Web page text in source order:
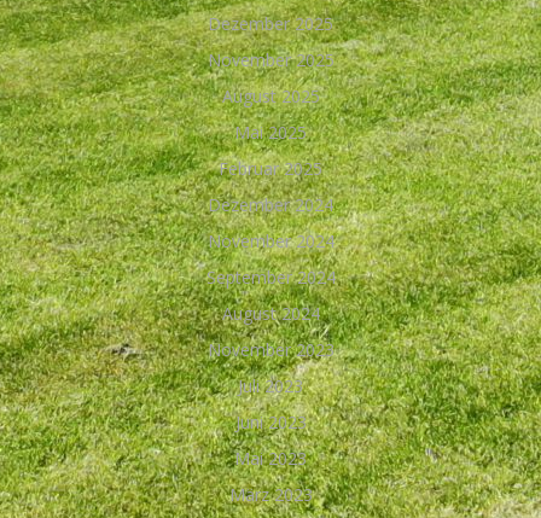
Dezember 2025
November 2025
August 2025
Mai 2025
Februar 2025
Dezember 2024
November 2024
September 2024
August 2024
November 2023
Juli 2023
Juni 2023
Mai 2023
März 2023